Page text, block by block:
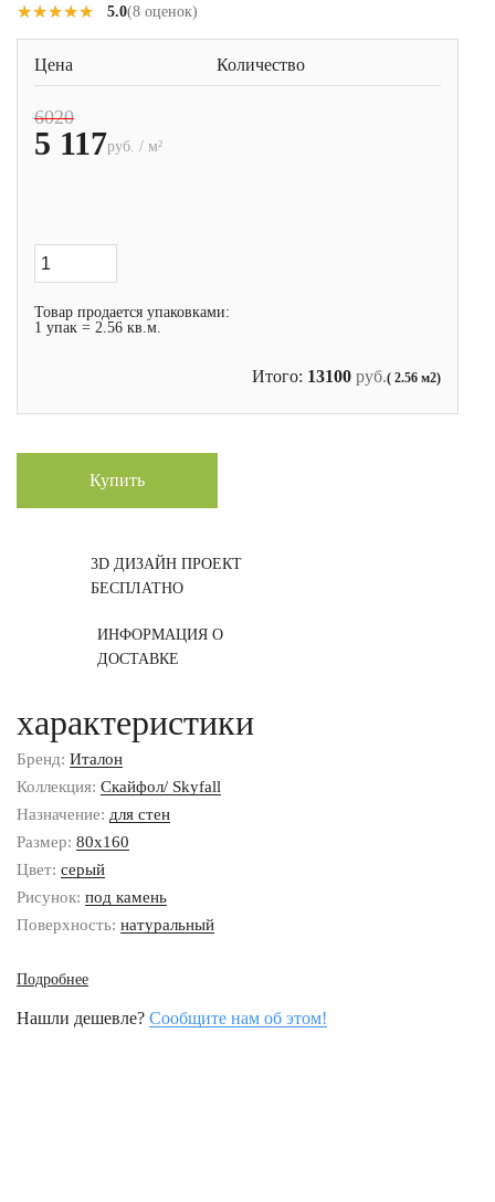
★★★★★
★★★★★ 5.0(8 оценок)
Цена Количество
6020
5 117руб. / м²
Товар продается упаковками:
1 упак = 2.56 кв.м.
Итого: 13100 руб.( 2.56 м2)
Купить
3D ДИЗАЙН ПРОЕКТ
БЕСПЛАТНО
ИНФОРМАЦИЯ О
ДОСТАВКЕ
характеристики
Бренд: Италон
Коллекция: Скайфол/ Skyfall
Назначение: для стен
Размер: 80x160
Цвет: серый
Рисунок: под камень
Поверхность: натуральный
Подробнее
Нашли дешевле? Сообщите нам об этом!